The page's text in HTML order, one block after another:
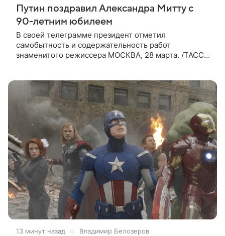
Путин поздравил Александра Митту с
90-летним юбилеем
В своей телеграмме президент отметил
самобытность и содержательность работ
знаменитого режиссера МОСКВА, 28 марта. /ТАСС/.
Митту
13 минут назад Владимир Белозеров